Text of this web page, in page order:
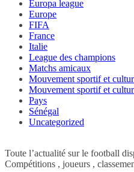
Europa league
Europe
FIFA
France
Italie
League des champions
Matchs amicaux
Mouvement sportif et
Mouvement sportif et
Pays
Sénégal
Uncategorized
Toute l’actualité sur le football
Compétitions , joueurs ,